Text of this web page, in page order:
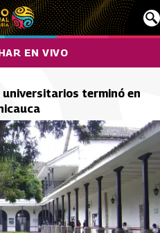
EN VIVO
terminó en